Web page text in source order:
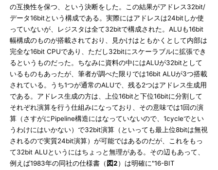
の互換性を保つ、という決断をした。この結果がアドレス32bit/
データ16bitという構成である。実際にはアドレスは24bitしか使
っていないが、レジスタは全て32bitで構成された。ALUも16bit
幅構成のものが搭載されており、見かけはともかくとして内部は
完全な16bit CPUであり、ただし32bitにスケーラブルに拡張でき
るというものだった。ちなみに資料の中にはALUが32bitとして
いるものもあったが、筆者が調べた限りでは16bit ALUが3つ搭載
されている。うち1つが通常のALUで、残る2つはアドレス生成用
である。アドレス生成の方は、上位16bitと下位16bitに分割して
それぞれ演算を行う仕組みになっており、その意味では1回の演
算（さすがにPipeline構造にはなっていないので、1cycleでとい
うわけにはいかない）で32bit演算（といっても最上位8bitは無視
されるので実質24bit演算）が可能ではあるのだが、これをもっ
て32bit ALUというにはちょっと無理がある。その辺もあって、
例えば1983年の同社の仕様書（ 図2）は明確に"16-BIT